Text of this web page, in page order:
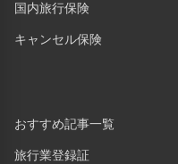
国内旅行保険
キャンセル保険
おすすめ記事一覧
旅行業登録証